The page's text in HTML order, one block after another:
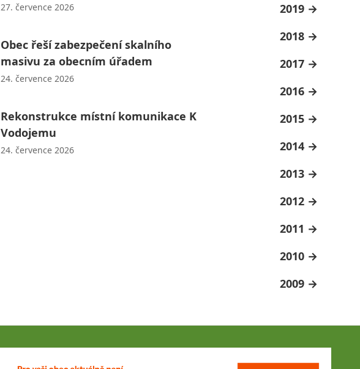
27. července 2026
Obec řeší zabezpečení skalního
masivu za obecním úřadem
24. července 2026
Rekonstrukce místní komunikace K
Vodojemu
24. července 2026
2019
2018
2017
2016
2015
2014
2013
2012
2011
2010
2009